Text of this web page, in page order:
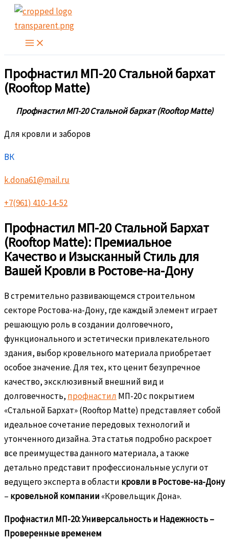
Перейти
содержимому
Профнастил МП-20 Стальной бархат
(Rooftop Matte)
Профнастил МП-20 Стальной бархат (Rooftop Matte)
Для кровли и заборов
ВК
k.dona61@mail.ru
+7(961) 410-14-52
Профнастил МП-20 Стальной Бархат
(Rooftop Matte): Премиальное
Качество и Изысканный Стиль для
Вашей Кровли в Ростове-на-Дону
В стремительно развивающемся строительном
секторе Ростова-на-Дону, где каждый элемент играет
решающую роль в создании долговечного,
функционального и эстетически привлекательного
здания, выбор кровельного материала приобретает
особое значение. Для тех, кто ценит безупречное
качество, эксклюзивный внешний вид и
долговечность, профнастил МП-20 с покрытием
«Стальной Бархат» (Rooftop Matte) представляет собой
идеальное сочетание передовых технологий и
утонченного дизайна. Эта статья подробно раскроет
все преимущества данного материала, а также
детально представит профессиональные услуги от
ведущего эксперта в области кровли в Ростове-на-Дону
– кровельной компании «Кровельщик Дона».
Профнастил МП-20: Универсальность и Надежность –
Проверенные временем